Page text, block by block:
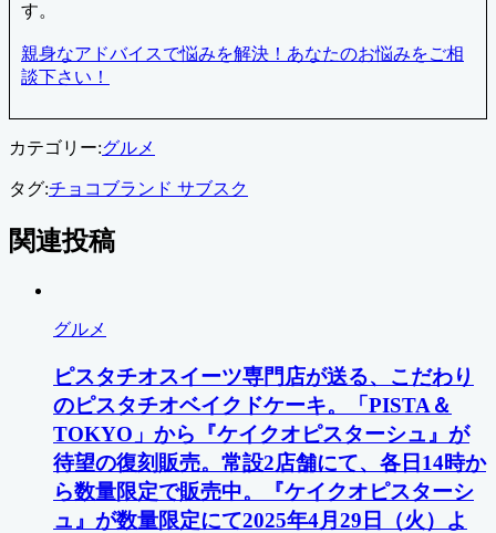
す。
親身なアドバイスで悩みを解決！あなたのお悩みをご相
談下さい！
カテゴリー:グルメ
タグ:チョコブランド サブスク
関連投稿
グルメ
ピスタチオスイーツ専門店が送る、こだわり
のピスタチオベイクドケーキ。「PISTA＆
TOKYO」から『ケイクオピスターシュ』が
待望の復刻販売。常設2店舗にて、各日14時か
ら数量限定で販売中。『ケイクオピスターシ
ュ』が数量限定にて2025年4月29日（火）よ